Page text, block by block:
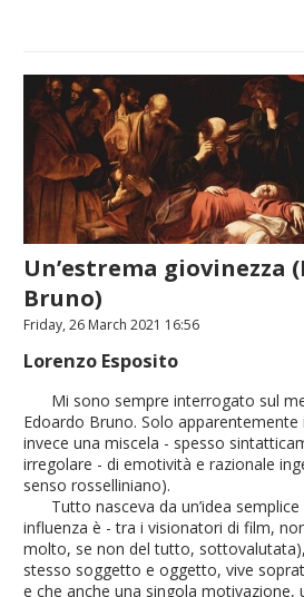
Un’estrema giovinezza
Bruno)
Friday, 26 March 2021 16:56
Lorenzo Esposito
Mi sono sempre interrogato sul
Edoardo Bruno. Solo
invece una miscela - spesso
irregolare - di emotività e razionale
senso rosselliniano).
Tutto nasceva da un’idea
influenza è - tra i visionatori di film,
molto, se non del tutto,
stesso soggetto e oggetto, vive
e che anche una singola motivazione,